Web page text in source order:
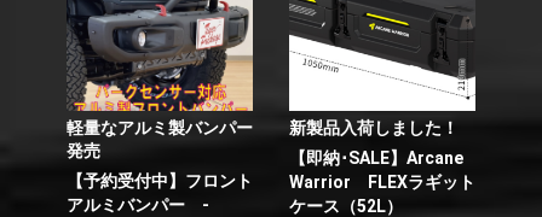
軽量なアルミ製バンパー
発売
【予約受付中】フロント
アルミバンパー -
新製品入荷しました！
【即納･SALE】Arcane
Warrior FLEXラギット
ケース（52L）